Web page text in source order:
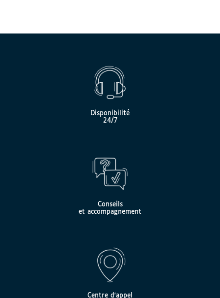
Disponibilité
24/7
Conseils
et accompagnement
Centre d'appel